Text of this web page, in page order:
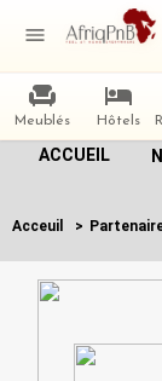
Meublés Hôtels
ACCUEIL
Acceuil >